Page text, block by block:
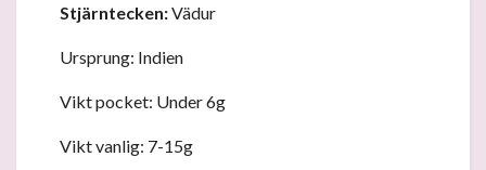
Stjärntecken:Vädur
Ursprung: Indien
Vikt pocket: Under 6g
Vikt vanlig: 7-15g